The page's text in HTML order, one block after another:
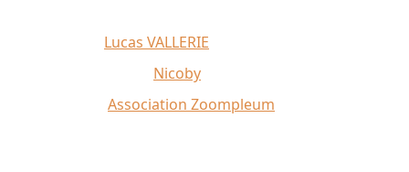
Lucas VALLERIE
Nicoby
Association Zoompleum